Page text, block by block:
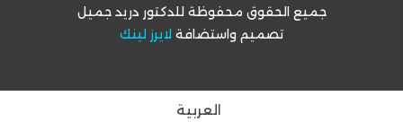
جميع الحقوق محفوظة للدكتور دريد جميل
تصميم واستضافة لايرز لينك
العربية